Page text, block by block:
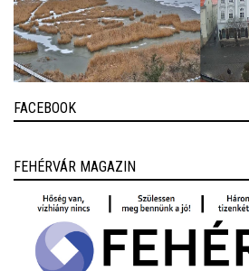
FACEBOOK
FEHÉRVÁR MAGAZIN